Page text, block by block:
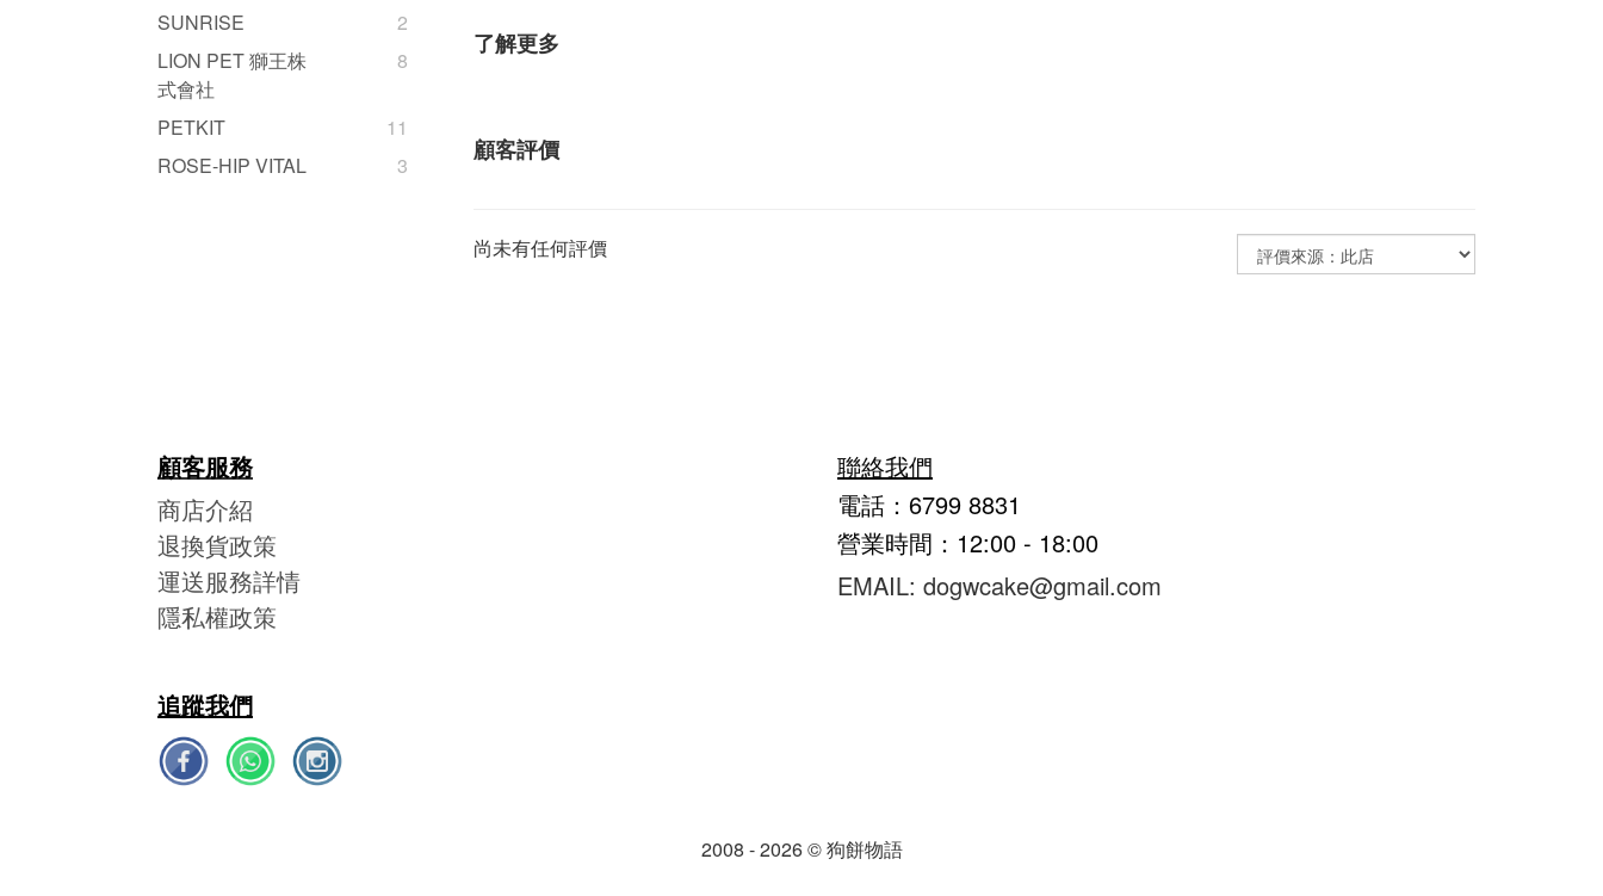
SUNRISE
2
LION PET 獅王株
式會社
8
PETKIT
11
ROSE-HIP VITAL
3
了解更多
顧客評價
尚未有任何評價
顧客服務
商店介紹
退換貨政策
運送服務詳情
隱私權政策
追蹤我們
聯絡我們
電話：6799 8831
營業時間：12:00 - 18:00
EMAIL: dogwcake@gmail.com
2008 - 2026 © 狗餅物語